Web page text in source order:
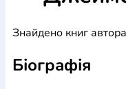
Богослов`я Шлюб і
ПеріодикаАудіо Ручки
БлокнотиЩоденники /
Знайдено книг
Біографія